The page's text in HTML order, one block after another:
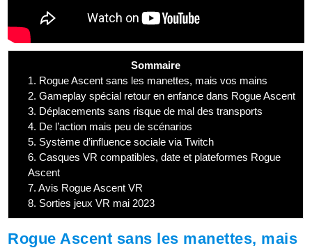
Sommaire
1. Rogue Ascent sans les manettes, mais vos mains
2. Gameplay spécial retour en enfance dans Rogue Ascent
3. Déplacements sans risque de mal des transports
4. De l’action mais peu de scénarios
5. Système d’influence sociale via Twitch
6. Casques VR compatibles, date et plateformes Rogue
Ascent
7. Avis Rogue Ascent VR
8. Sorties jeux VR mai 2023
Rogue Ascent sans les manettes, mais